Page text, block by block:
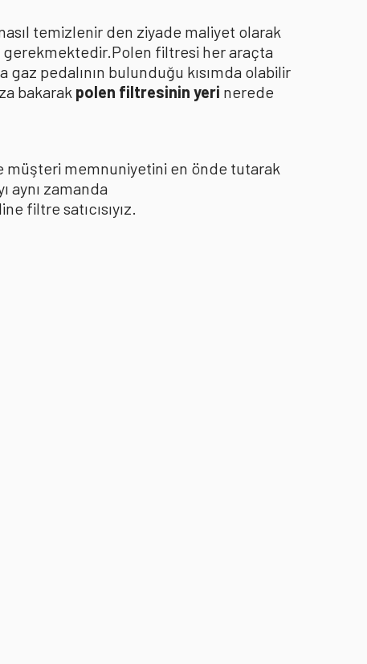
temizlenir den ziyade maliyet olarak
gerekmektedir.Polen filtresi her araçta
pedalının bulunduğu kısımda olabilir
bakarak polen filtresinin yeri nerede
memnuniyetini en önde tutarak
aynı zamanda
filtre satıcısıyız.